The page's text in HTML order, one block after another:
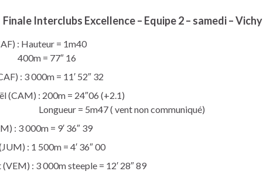
Finale Interclubs Excellence – Equipe 2 – samedi – Vichy
: Hauteur = 1m40
77″ 16
: 3 000m = 11′ 52″ 32
(CAM) : 200m = 24″06 (+2.1)
5m47 ( vent non communiqué)
: 3 000m = 9′ 36″ 39
: 1 500m = 4′ 36″ 00
: 3 000m steeple = 12′ 28″ 89